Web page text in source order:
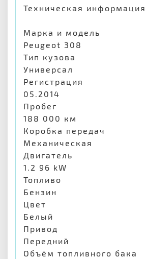
Техническая информация
Марка и модель
Peugeot 308
Тип кузова
Универсал
Регистрация
05.2014
Пробег
188 000 км
Коробка передач
Механическая
Двигатель
1.2 96 kW
Топливо
Бензин
Цвет
Белый
Привод
Передний
Объём топливного бака